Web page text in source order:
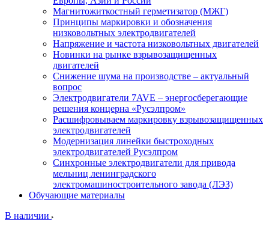
Магнитожиткостный герметизатор (МЖГ)
Принципы маркировки и обозначения
низковольтных электродвигателей
Напряжение и частота низковольтных двигателей
Новинки на рынке взрывозащищенных
двигателей
Снижение шума на производстве – актуальный
вопрос
Электродвигатели 7AVE – энергосберегающие
решения концерна «Русэлпром»
Расшифровываем маркировку взрывозащищенных
электродвигателей
Модернизация линейки быстроходных
электродвигателей Русэлпром
Синхронные электродвигатели для привода
мельниц ленинградского
электромашиностроительного завода (ЛЭЗ)
Обучающие материалы
В наличии